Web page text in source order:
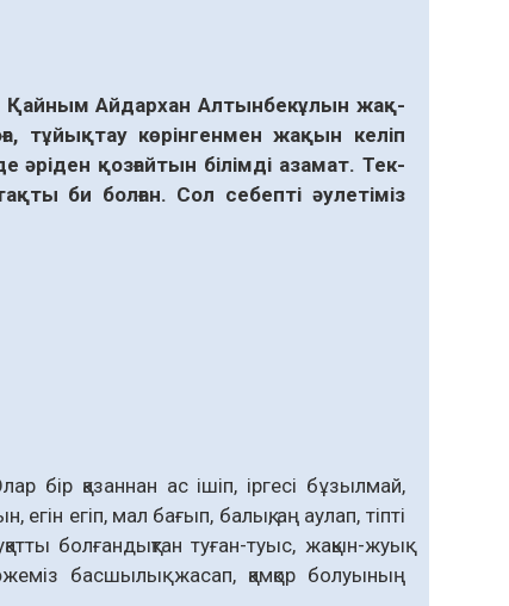
Айдар­хан Алтын­бек­ұлын жақ­
тұйықтау көрін­генмен жақын келіп
қоз­ғайтын білім­ді азамат. Тек­
би болған. Сол себепті әулетіміз
бір қазаннан ас ішіп, іргесі бұзылмай,
егіп, мал бағып, балық, аң аулап, тіпті
болғандықтан туған-туыс, жақын-жуық
басшылық жасап, қамқор болуының